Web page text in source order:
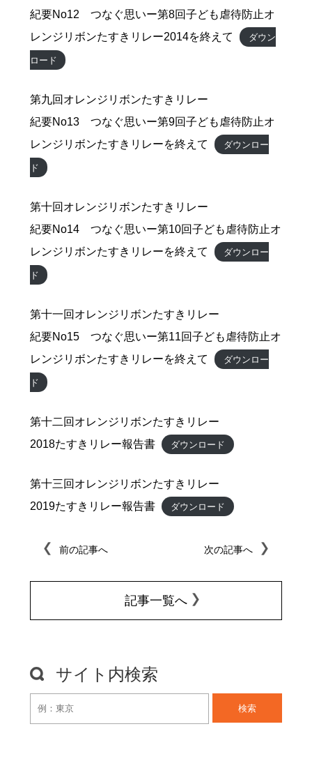
紀要No12 つなぐ思いー第8回子ども虐待防止オ
レンジリボンたすきリレー2014を終えて
ダウン
ロード
第九回オレンジリボンたすきリレー
紀要No13 つなぐ思いー第9回子ども虐待防止オ
レンジリボンたすきリレーを終えて
ダウンロー
ド
第十回オレンジリボンたすきリレー
紀要No14 つなぐ思いー第10回子ども虐待防止オ
レンジリボンたすきリレーを終えて
ダウンロー
ド
第十一回オレンジリボンたすきリレー
紀要No15 つなぐ思いー第11回子ども虐待防止オ
レンジリボンたすきリレーを終えて
ダウンロー
ド
第十二回オレンジリボンたすきリレー
2018たすきリレー報告書
ダウンロード
第十三回オレンジリボンたすきリレー
2019たすきリレー報告書
ダウンロード
前の記事へ 次の記事へ
記事一覧へ
サイト内検索
検索